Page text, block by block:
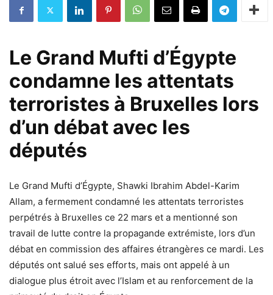
Le Grand Mufti d’Égypte
condamne les attentats
terroristes à Bruxelles lors
d’un débat avec les
députés
Le Grand Mufti d’Égypte, Shawki Ibrahim Abdel-Karim
Allam, a fermement condamné les attentats terroristes
perpétrés à Bruxelles ce 22 mars et a mentionné son
travail de lutte contre la propagande extrémiste, lors d’un
débat en commission des affaires étrangères ce mardi. Les
députés ont salué ses efforts, mais ont appelé à un
dialogue plus étroit avec l’Islam et au renforcement de la